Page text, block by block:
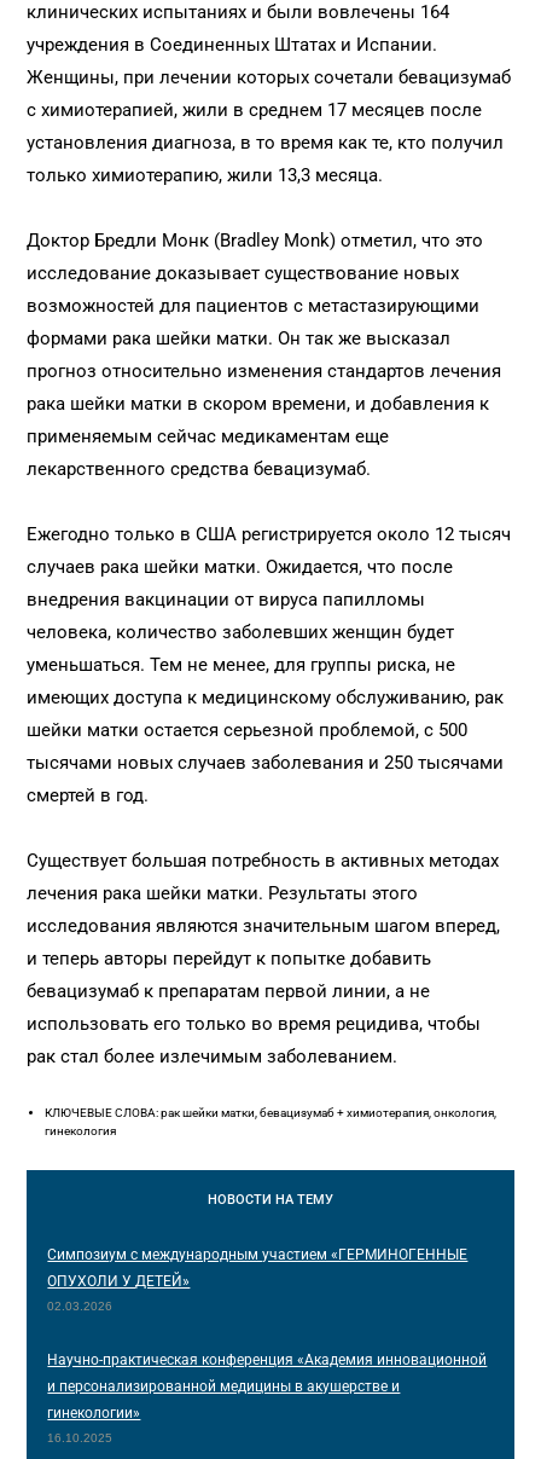
клинических испытаниях и были вовлечены 164
учреждения в Соединенных Штатах и Испании.
Женщины, при лечении которых сочетали бевацизумаб
с химиотерапией, жили в среднем 17 месяцев после
установления диагноза, в то время как те, кто получил
только химиотерапию, жили 13,3 месяца.
Доктор Бредли Монк (Bradley Monk) отметил, что это
исследование доказывает существование новых
возможностей для пациентов с метастазирующими
формами рака шейки матки. Он так же высказал
прогноз относительно изменения стандартов лечения
рака шейки матки в скором времени, и добавления к
применяемым сейчас медикаментам еще
лекарственного средства бевацизумаб.
Ежегодно только в США регистрируется около 12 тысяч
случаев рака шейки матки. Ожидается, что после
внедрения вакцинации от вируса папилломы
человека, количество заболевших женщин будет
уменьшаться. Тем не менее, для группы риска, не
имеющих доступа к медицинскому обслуживанию, рак
шейки матки остается серьезной проблемой, с 500
тысячами новых случаев заболевания и 250 тысячами
смертей в год.
Существует большая потребность в активных методах
лечения рака шейки матки. Результаты этого
исследования являются значительным шагом вперед,
и теперь авторы перейдут к попытке добавить
бевацизумаб к препаратам первой линии, а не
использовать его только во время рецидива, чтобы
рак стал более излечимым заболеванием.
КЛЮЧЕВЫЕ СЛОВА: рак шейки матки, бевацизумаб + химиотерапия, онкология,
гинекология
НОВОСТИ НА ТЕМУ
Симпозиум с международным участием «ГЕРМИНОГЕННЫЕ
ОПУХОЛИ У ДЕТЕЙ»
02.03.2026
Научно-практическая конференция «Академия инновационной
и персонализированной медицины в акушерстве и
гинекологии»
16.10.2025